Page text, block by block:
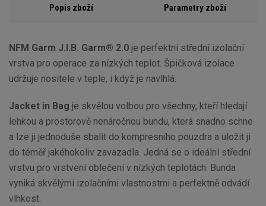
Popis zboží Parametry zboží
NFM Garm J.I.B. Garm® 2.0 je perfektní střední izolační
vrstva pro operace za nízkých teplot. Špičková izolace
udržuje nositele v teple, i když je navlhlá.
Jacket in Bag je skvělou volbou pro všechny, kteří hledají
lehkou a prostorově nenáročnou bundu, která snadno schne
a lze ji jednoduše sbalit do kompresního pouzdra a uložit ji
do téměř jakéhokoliv zavazadla. Jedná se o ideální střední
vrstvu pro vrstvení oblečení v nízkých teplotách. Bunda
vyniká skvělými izolačními vlastnostmi a perfektně odvádí
vlhkost.